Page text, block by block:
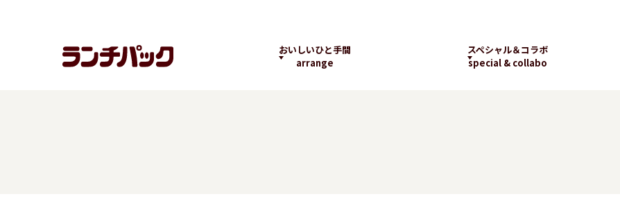
おいしいひと手間
arrange
スペシャル＆コラボ
special & collabo